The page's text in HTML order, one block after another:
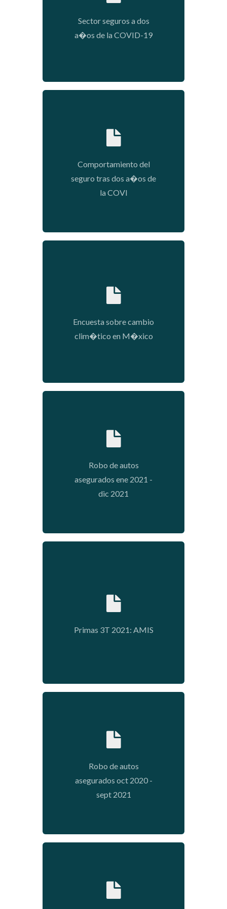
Sector seguros a dos
a�os de la COVID-19
Comportamiento del
seguro tras dos a�os de
la COVI
Encuesta sobre cambio
clim�tico en M�xico
Robo de autos
asegurados ene 2021 -
dic 2021
Primas 3T 2021: AMIS
2021-12-07 15:26:51
Robo de autos
asegurados oct 2020 -
sept 2021